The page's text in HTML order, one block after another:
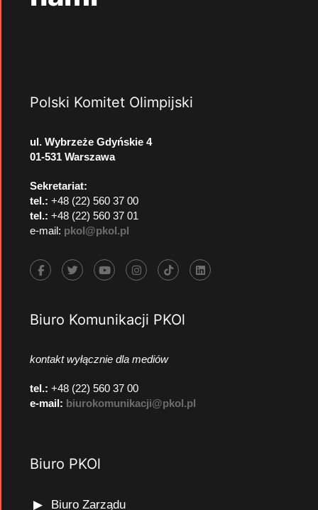
Polski Komitet Olimpijski
ul. Wybrzeże Gdyńskie 4
01-531 Warszawa
Sekretariat:
tel.: +48 (22) 560 37 00
tel.: +48 (22) 560 37 01
e-mail: pkol@pkol.pl
Biuro Komunikacji PKOl
kontakt wyłącznie dla mediów
tel.: +48 (22) 560 37 00
e-mail: biurokomunikacji@pkol.pl
Biuro PKOl
Biuro Zarządu